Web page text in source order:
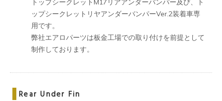
トップシークレットM17リアアンダーバンパー及び、ト
ップシークレットリヤアンダーバンパーVer.2装着車専
用です。
弊社エアロパーツは板金工場での取り付けを前提として
制作しております。
Rear Under Fin